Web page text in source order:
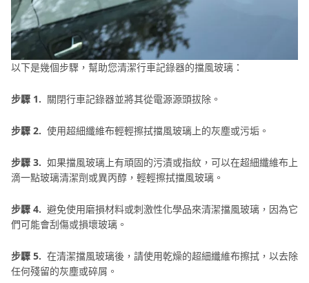
以下是幾個步驟，幫助您清潔行車記錄器的擋風玻璃：
步驟 1. 關閉行車記錄器並將其從電源源頭拔除。
步驟 2. 使用超細纖維布輕輕擦拭擋風玻璃上的灰塵或污垢。
步驟 3. 如果擋風玻璃上有頑固的污漬或指紋，可以在超細纖維布上
滴一點玻璃清潔劑或異丙醇，輕輕擦拭擋風玻璃。
步驟 4. 避免使用磨損材料或刺激性化學品來清潔擋風玻璃，因為它
們可能會刮傷或損壞玻璃。
步驟 5. 在清潔擋風玻璃後，請使用乾燥的超細纖維布擦拭，以去除
任何殘留的灰塵或碎屑。